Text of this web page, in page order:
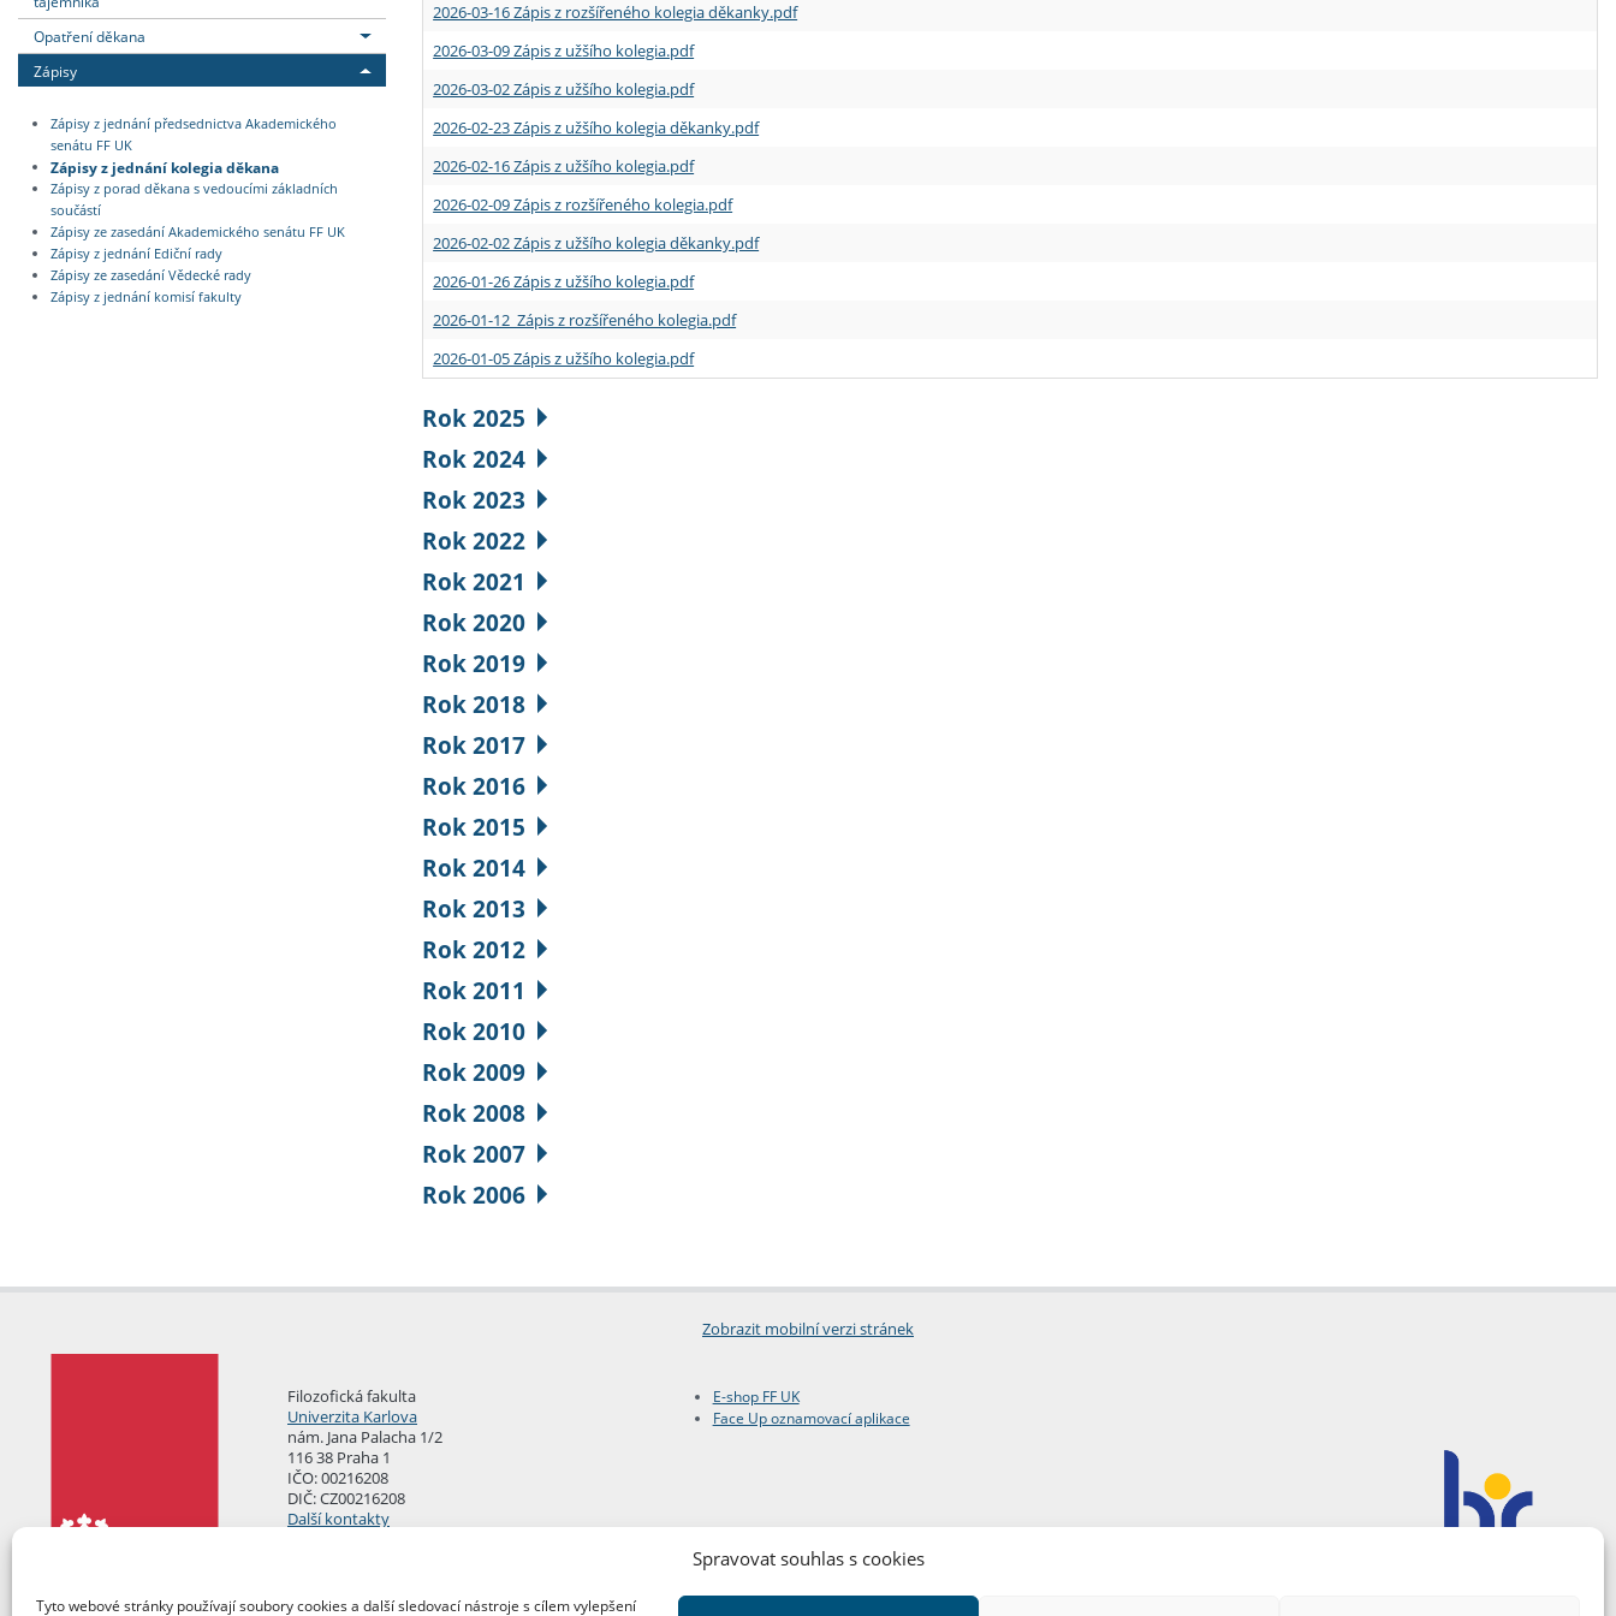
Spravovat souhlas s cookies
Tyto webové stránky používají soubory cookies a další sledovací nástroje s cílem vylepšení
Opatření děkana
Zápisy
Zápisy z jednání předsednictva Akademického
senátu FF UK
Zápisy z jednání kolegia děkana
Zápisy z porad děkana s vedoucími základních
součástí
Zápisy ze zasedání Akademického senátu FF UK
Zápisy z jednání Ediční rady
Zápisy ze zasedání Vědecké rady
Zápisy z jednání komisí fakulty
2026-03-16 Zápis z rozšířeného kolegia děkanky.pdf
2026-03-09 Zápis z užšího kolegia.pdf
2026-03-02 Zápis z užšího kolegia.pdf
2026-02-23 Zápis z užšího kolegia děkanky.pdf
2026-02-16 Zápis z užšího kolegia.pdf
2026-02-09 Zápis z rozšířeného kolegia.pdf
2026-02-02 Zápis z užšího kolegia děkanky.pdf
2026-01-26 Zápis z užšího kolegia.pdf
2026-01-12 Zápis z rozšířeného kolegia.pdf
2026-01-05 Zápis z užšího kolegia.pdf
Rok 2025
Rok 2024
Rok 2023
Rok 2022
Rok 2021
Rok 2020
Rok 2019
Rok 2018
Rok 2017
Rok 2016
Rok 2015
Rok 2014
Rok 2013
Rok 2012
Rok 2011
Rok 2010
Rok 2009
Rok 2008
Rok 2007
Rok 2006
Zobrazit mobilní verzi stránek
Filozofická fakulta
Univerzita Karlova
nám. Jana Palacha 1/2
116 38 Praha 1
IČO: 00216208
DIČ: CZ00216208
Další kontakty
E-shop FF UK
Face Up oznamovací aplikace